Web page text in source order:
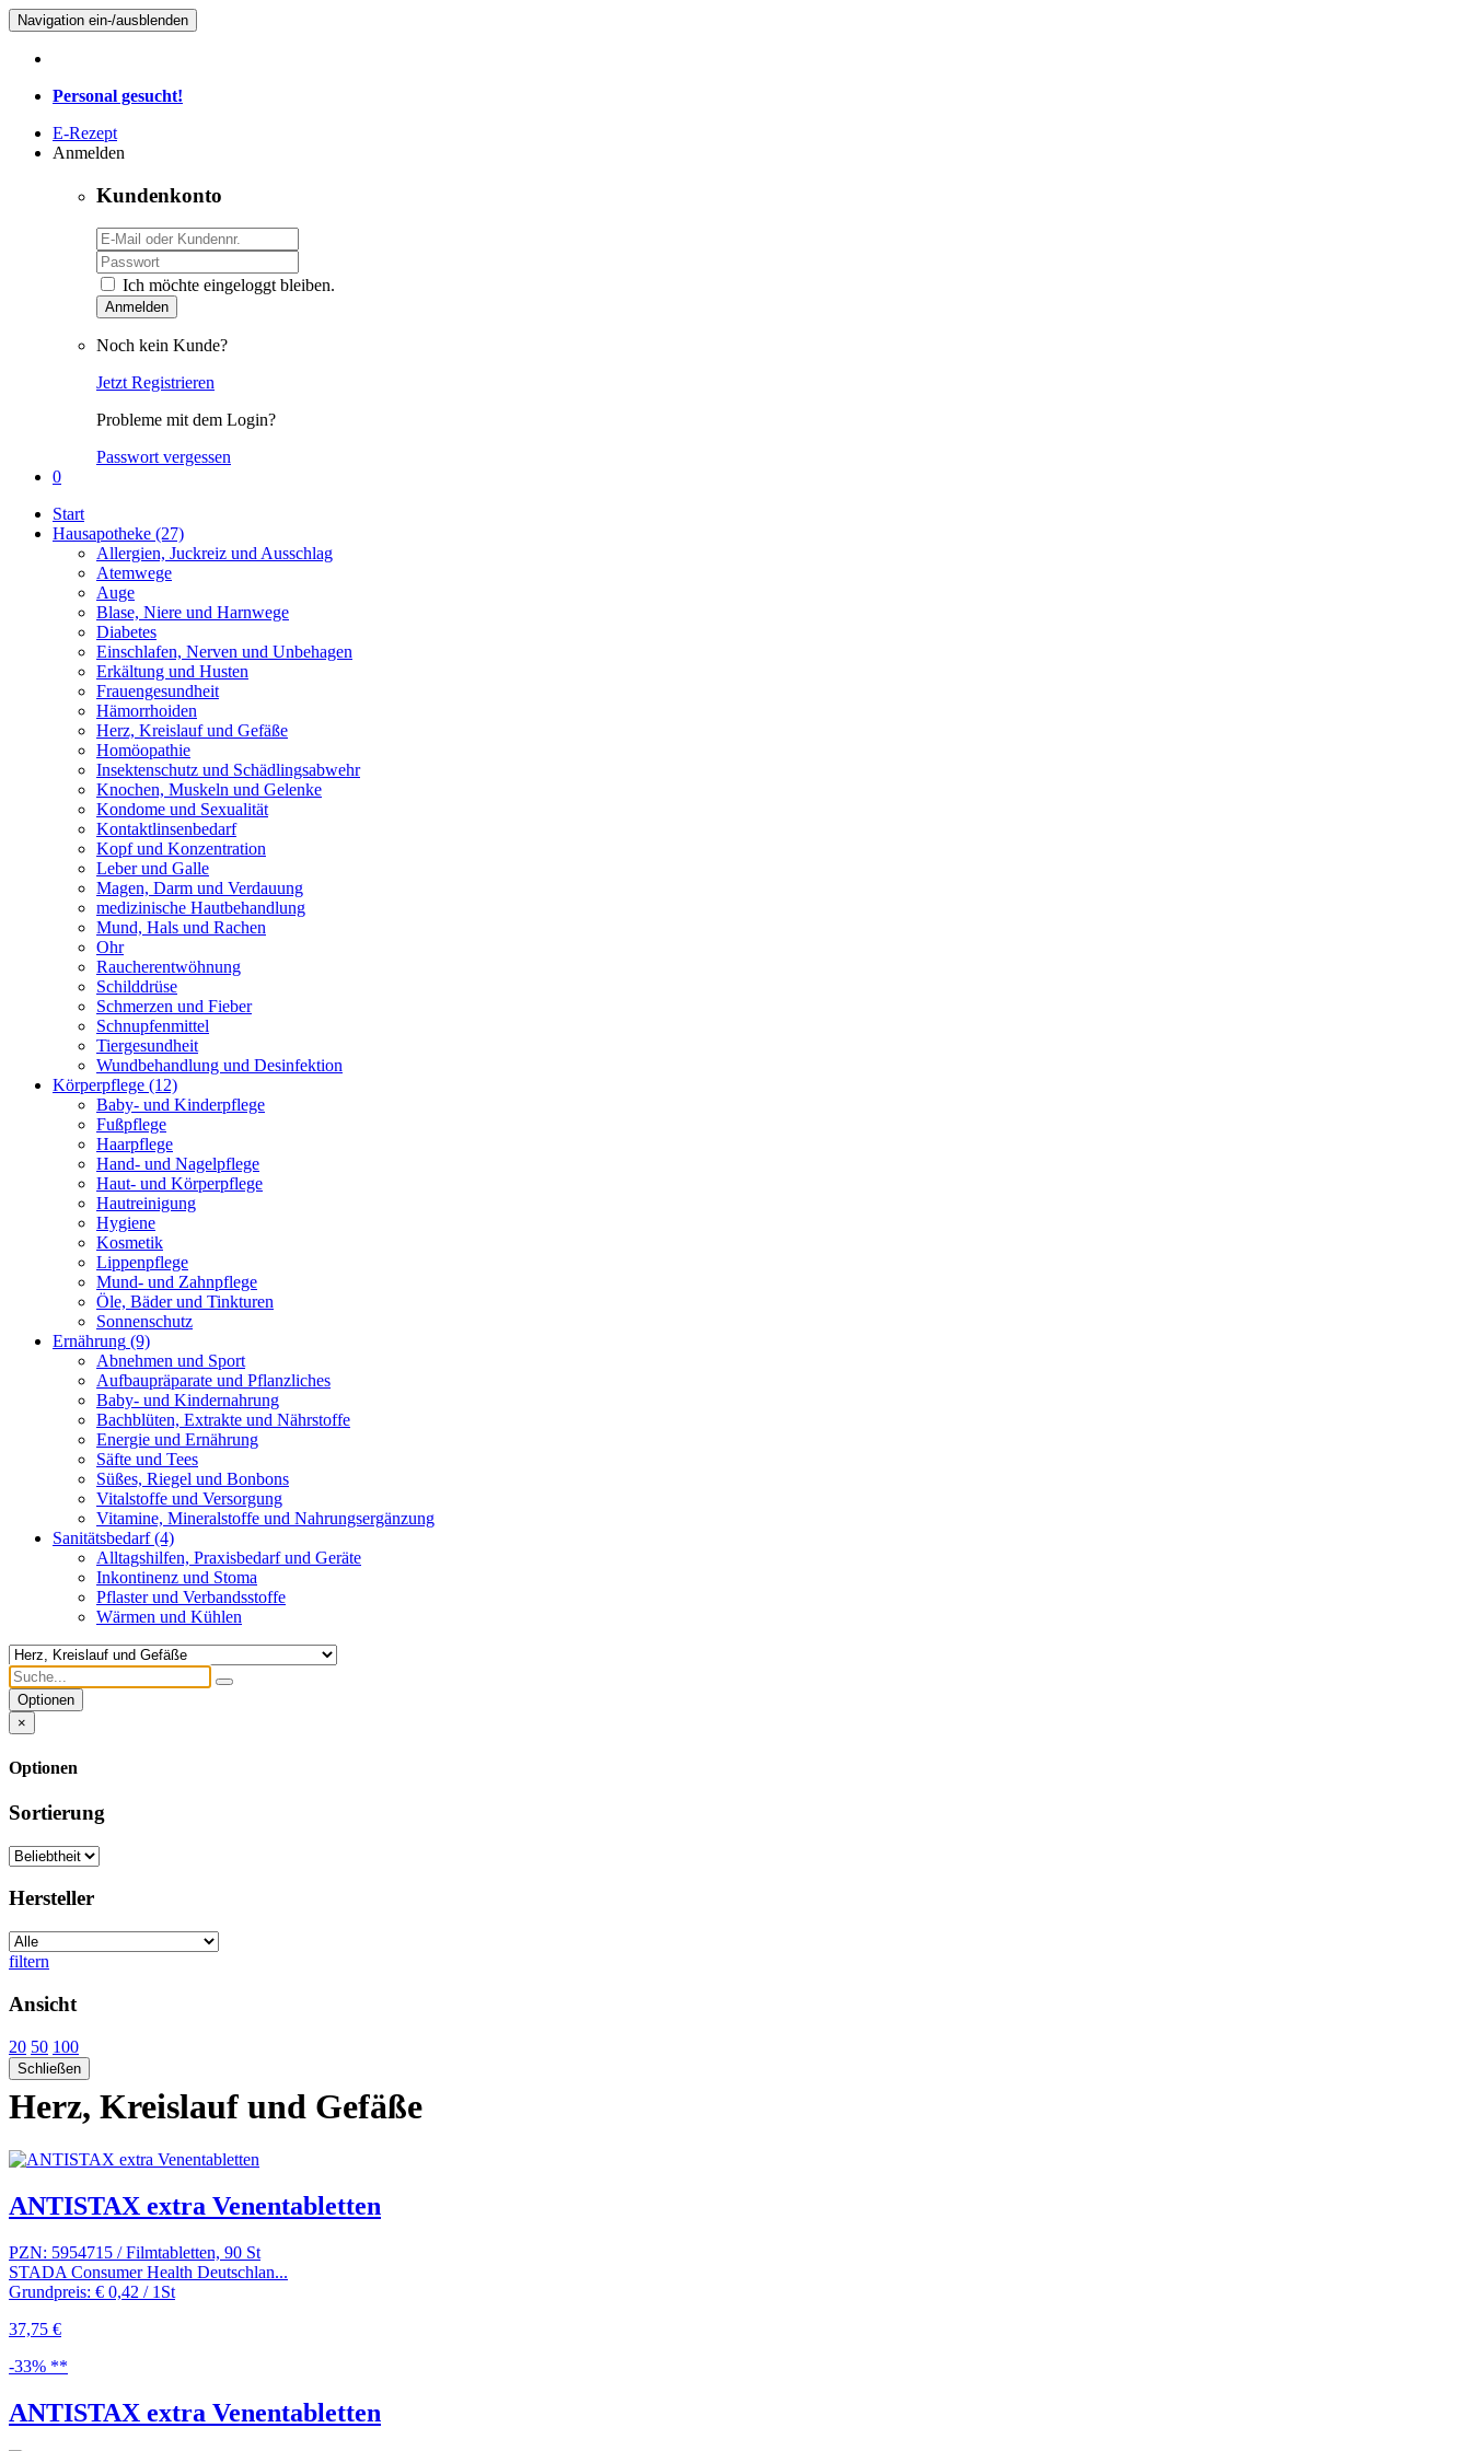
Navigation ein-/ausblenden
Personal gesucht!
E-Rezept
Anmelden
Kundenkonto
Ich möchte eingeloggt bleiben.
Anmelden
Noch kein Kunde?
Jetzt Registrieren
Probleme mit dem Login?
Passwort vergessen
0
Start
Hausapotheke (27)
Allergien, Juckreiz und Ausschlag
Atemwege
Auge
Blase, Niere und Harnwege
Diabetes
Einschlafen, Nerven und Unbehagen
Erkältung und Husten
Frauengesundheit
Hämorrhoiden
Herz, Kreislauf und Gefäße
Homöopathie
Insektenschutz und Schädlingsabwehr
Knochen, Muskeln und Gelenke
Kondome und Sexualität
Kontaktlinsenbedarf
Kopf und Konzentration
Leber und Galle
Magen, Darm und Verdauung
medizinische Hautbehandlung
Mund, Hals und Rachen
Ohr
Raucherentwöhnung
Schilddrüse
Schmerzen und Fieber
Schnupfenmittel
Tiergesundheit
Wundbehandlung und Desinfektion
Körperpflege (12)
Baby- und Kinderpflege
Fußpflege
Haarpflege
Hand- und Nagelpflege
Haut- und Körperpflege
Hautreinigung
Hygiene
Kosmetik
Lippenpflege
Mund- und Zahnpflege
Öle, Bäder und Tinkturen
Sonnenschutz
Ernährung (9)
Abnehmen und Sport
Aufbaupräparate und Pflanzliches
Baby- und Kindernahrung
Bachblüten, Extrakte und Nährstoffe
Energie und Ernährung
Säfte und Tees
Süßes, Riegel und Bonbons
Vitalstoffe und Versorgung
Vitamine, Mineralstoffe und Nahrungsergänzung
Sanitätsbedarf(4)
Alltagshilfen, Praxisbedarf und Geräte
Inkontinenz und Stoma
Pflaster und Verbandsstoffe
Wärmen und Kühlen
Optionen
×
Optionen
Sortierung
Hersteller
filtern
Ansicht
20 50 100
Schließen
Herz, Kreislauf und Gefäße
ANTISTAX extra Venentabletten
PZN: 5954715 / Filmtabletten, 90 St
STADA Consumer Health Deutschlan...
Grundpreis: € 0,42 / 1St
37,75 €
-33% **
ANTISTAX extra Venentabletten